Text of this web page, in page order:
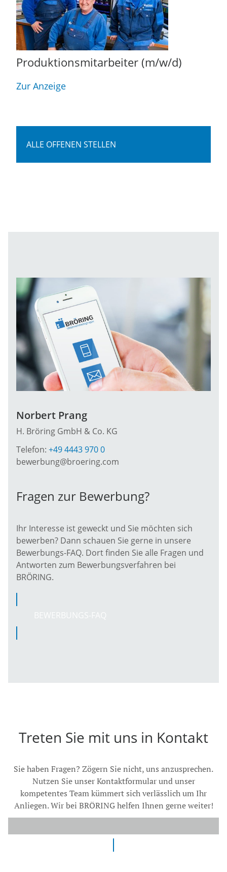
Produktionsmitarbeiter (m/w/d)
Zur Anzeige
ALLE OFFENEN STELLEN
Norbert Prang
H. Bröring GmbH & Co. KG
Telefon: +49 4443 970 0
bewerbung@broering.com
Fragen zur Bewerbung?
Ihr Interesse ist geweckt und Sie möchten sich
bewerben? Dann schauen Sie gerne in unsere
Bewerbungs-FAQ. Dort finden Sie alle Fragen und
Antworten zum Bewerbungsverfahren bei
BRÖRING.
BEWERBUNGS-FAQ
Treten Sie mit uns in Kontakt
Sie haben Fragen? Zögern Sie nicht, uns anzusprechen.
Nutzen Sie unser Kontaktformular und unser
kompetentes Team kümmert sich verlässlich um Ihr
Anliegen. Wir bei BRÖRING helfen Ihnen gerne weiter!